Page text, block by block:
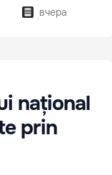
вчера
național
prin